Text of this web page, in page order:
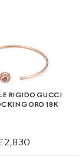
RIGIDO GUCCI
ORO 18K
2,830